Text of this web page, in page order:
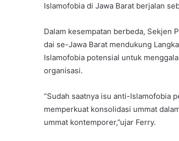
Islamofobia di Jawa Barat berjalan
Dalam kesempatan berbeda, Sekjen
dai se-Jawa Barat mendukung
Islamofobia potensial untuk
organisasi.
“Sudah saatnya isu anti-Islamofobia
memperkuat konsolidasi ummat
ummat kontemporer,”ujar Ferry.